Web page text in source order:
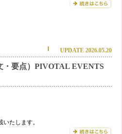
UPDATE 2026.05.20
・要点）PIVOTAL EVENTS
たします。